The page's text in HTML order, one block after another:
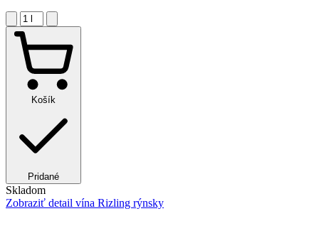
Košík
Pridané
Skladom
Zobraziť detail vína Rizling rýnsky